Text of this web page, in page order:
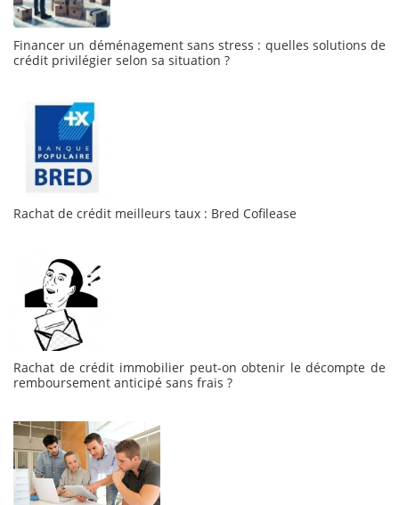
Financer un déménagement sans stress : quelles solutions de
crédit privilégier selon sa situation ?
Rachat de crédit meilleurs taux : Bred Cofilease
Rachat de crédit immobilier peut-on obtenir le décompte de
remboursement anticipé sans frais ?